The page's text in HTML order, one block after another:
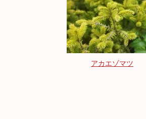
アカエゾマツ